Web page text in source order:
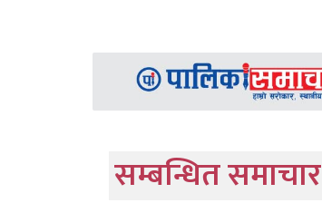
सम्बन्धित समाचार